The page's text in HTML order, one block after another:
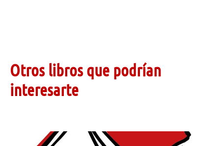
Otros libros que podrían
interesarte